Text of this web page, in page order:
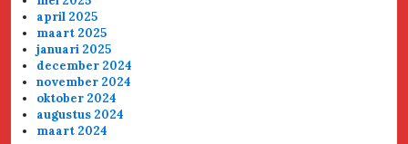
april 2025
maart 2025
januari 2025
december 2024
november 2024
oktober 2024
augustus 2024
maart 2024